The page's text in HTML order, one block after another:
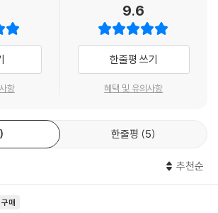
다. 선조들은 진심을 다해 싸우다 죽기를 반복하
지냈고, 인간들의 낭만적 죽음에 하늘은 가미카제
말기 일본인들은 스스로를 끝없이 자살적 죽음으
력을 완전히 상실한 채 온 국민이 미군에 저항하
옥쇄’는 전술이 아니라 거대한 제사 계획이었다. 인
향해 가는 행위였지만 결과는 이미 인간이 아닌
흉포해져라」중에서
요한 사람이 아니다. 그의 사상은 분량도 지나치
는 요시다 쇼인을 무시하는 게 아니다. 오히려 그
보다 열심히 현장을 지휘하고 성공을 위해 노력했
함과 배신으로 고립되고, 거기에 더해 무력의 차이
역부족인 싸움이었다. 토벌군의 투항 권유 방송이
에게 투항을 명령한 뒤 자신의 목에 대고 권총 방
량으로 즉사하는 데 실패하고 후에 사형당했다).
엇을 위해 떨쳐 일어났던 것일까? 2.26쿠데타는 메
바뀐 일본을 다시 한번 철저히 바꾸고자 한 ‘쇼와
민의 자제들과 만나 일본의 지옥 같은 현실에 눈뜬
본을 꿈꾸었다. 안도 데루조는 자결을 말리는 부
말이야. 이대로 두면 농촌은 구할 수 없다면서.
항
9.6
한줄평 쓰기
혜택 및 유의사항
한줄평 5
추천순
구매